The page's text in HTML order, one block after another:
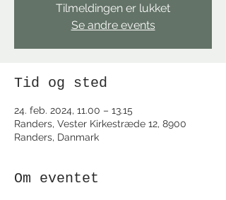
Tilmeldingen er lukket
Se andre events
Tid og sted
24. feb. 2024, 11.00 – 13.15
Randers, Vester Kirkestræde 12, 8900
Randers, Danmark
Om eventet